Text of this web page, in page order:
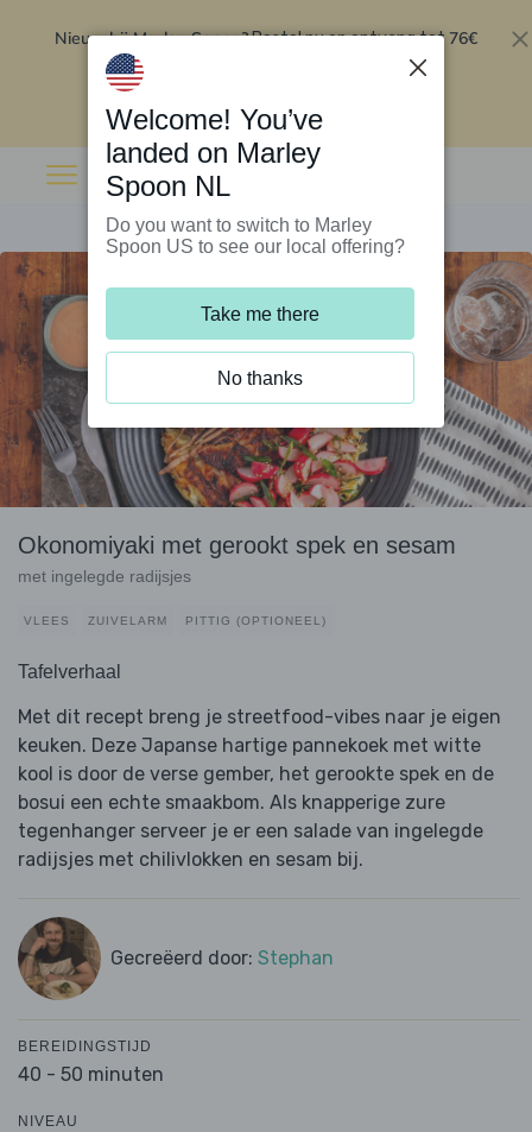
Nieuw bij Marley Spoon?Bestel nu en ontvang tot 76€
Okonomiyaki met gerookt spek en sesam
met ingelegde radijsjes
VLEES ZUIVELARM PITTIG (OPTIONEEL)
Tafelverhaal
Met dit recept breng je streetfood-vibes naar je eigen
keuken. Deze Japanse hartige pannekoek met witte
kool is door de verse gember, het gerookte spek en de
bosui een echte smaakbom. Als knapperige zure
tegenhanger serveer je er een salade van ingelegde
radijsjes met chilivlokken en sesam bij.
Gecreëerd door: Stephan
BEREIDINGSTIJD
40 - 50 minuten
NIVEAU
Welcome! You’ve
landed on Marley
Spoon NL
Do you want to switch to Marley
Spoon US to see our local offering?
Take me there
No thanks